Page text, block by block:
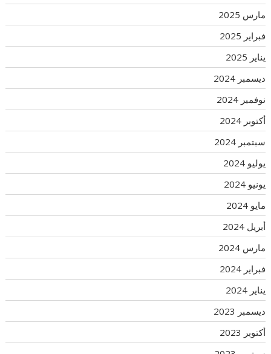
مارس 2025
فبراير 2025
يناير 2025
ديسمبر 2024
نوفمبر 2024
أكتوبر 2024
سبتمبر 2024
يوليو 2024
يونيو 2024
مايو 2024
أبريل 2024
مارس 2024
فبراير 2024
يناير 2024
ديسمبر 2023
أكتوبر 2023